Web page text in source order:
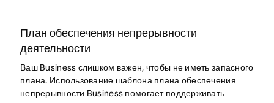
План обеспечения непрерывности
деятельности
Ваш Business слишком важен, чтобы не иметь запасного
плана. Использование шаблона плана обеспечения
непрерывности Business помогает поддерживать